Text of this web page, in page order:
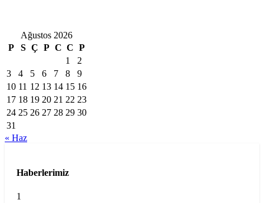
Ağustos 2026
P
S Ç P C C P
1
2
3
4 5 6 7 8
9
10 11 12 13 14 15 16
17 18 19 20 21 22 23
24 25 26 27 28 29 30
31
« Haz
Haberlerimiz
1